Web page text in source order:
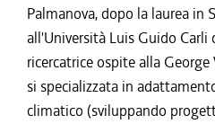
Palmanova, dopo la laurea in
all'Università Luis Guido Carli
ricercatrice ospite alla
si specializzata in
climatico (sviluppando